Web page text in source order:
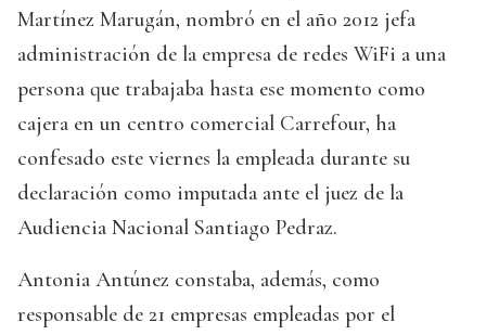
Martínez Marugán, nombró en el año 2012 jefa
administración de la empresa de redes WiFi a una
persona que trabajaba hasta ese momento como
cajera en un centro comercial Carrefour, ha
confesado este viernes la empleada durante su
declaración como imputada ante el juez de la
Audiencia Nacional Santiago Pedraz.
Antonia Antúnez constaba, además, como
responsable de 21 empresas empleadas por el